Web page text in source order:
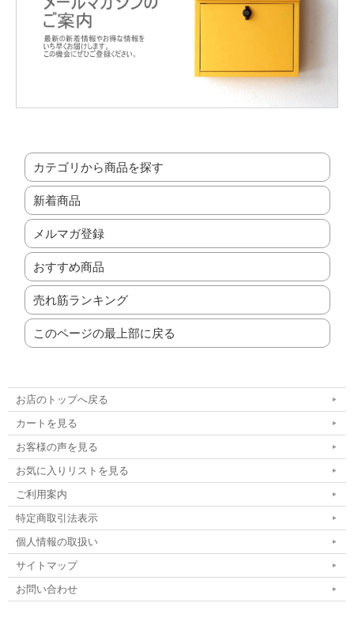
カテゴリから商品を探す
新着商品
メルマガ登録
おすすめ商品
売れ筋ランキング
このページの最上部に戻る
お店のトップへ戻る
カートを見る
お客様の声を見る
お気に入りリストを見る
ご利用案内
特定商取引法表示
個人情報の取扱い
サイトマップ
お問い合わせ